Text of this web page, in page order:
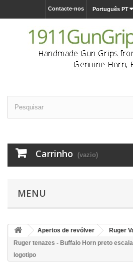
Português PT
Contacte-nos
Carrinho (vazio)
MENU
Apertos de revólver Ruger
Ruger tenazes - Buffalo Horn preto
logotipo